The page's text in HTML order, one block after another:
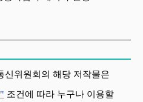
신위원회의 해당 저작물은
조건에 따라 누구나 이용할